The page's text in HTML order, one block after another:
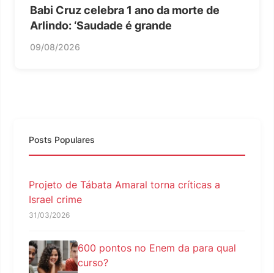
Babi Cruz celebra 1 ano da morte de
Arlindo: ‘Saudade é grande
09/08/2026
Posts Populares
Projeto de Tábata Amaral torna críticas a
Israel crime
31/03/2026
600 pontos no Enem da para qual
curso?